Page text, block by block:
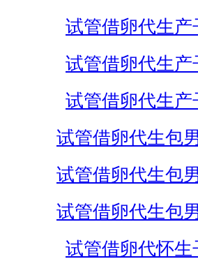
试管借卵代生产
试管借卵代生产
试管借卵代生产
试管借卵代生包
试管借卵代生包
试管借卵代生包
试管借卵代怀生